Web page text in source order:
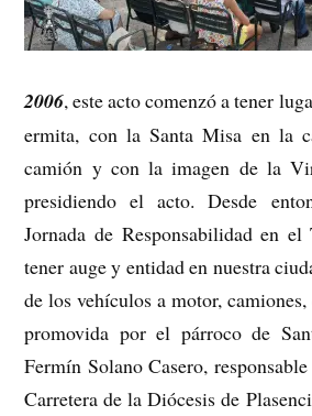
2006, este acto comenzó a tener
ermita, con la Santa Misa en la
camión y con la imagen de la
presidiendo el acto. Desde
Jornada de Responsabilidad en
tener auge y entidad en nuestra
de los vehículos a motor,
promovida por el párroco de
Fermín Solano Casero,
Carretera de la Diócesis de